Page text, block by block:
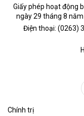
Giấy phép hoạt động
ngày 29 tháng 8
Điện thoại: (0263)
Chính trị